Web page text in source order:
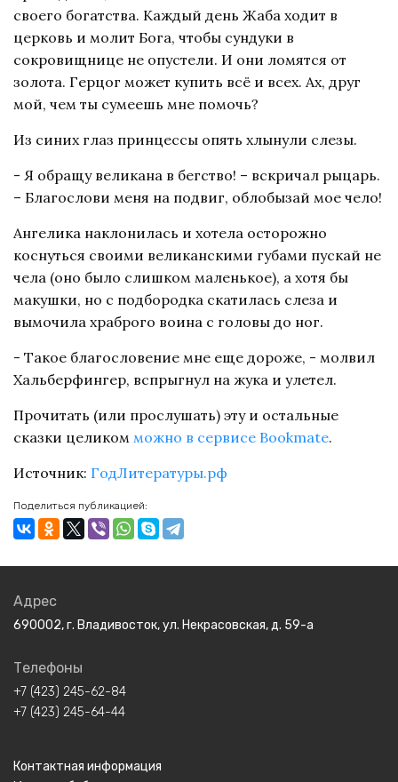
своего богатства. Каждый день Жаба ходит в
церковь и молит Бога, чтобы сундуки в
сокровищнице не опустели. И они ломятся от
золота. Герцог может купить всё и всех. Ах, друг
мой, чем ты сумеешь мне помочь?
Из синих глаз принцессы опять хлынули слезы.
- Я обращу великана в бегство! – вскричал рыцарь.
– Благослови меня на подвиг, облобызай мое чело!
Ангелика наклонилась и хотела осторожно
коснуться своими великанскими губами пускай не
чела (оно было слишком маленькое), а хотя бы
макушки, но с подбородка скатилась слеза и
вымочила храброго воина с головы до ног.
- Такое благословение мне еще дороже, - молвил
Хальберфингер, вспрыгнул на жука и улетел.
Прочитать (или прослушать) эту и остальные
сказки целиком можно в сервисе Bookmate.
Источник: ГодЛитературы.рф
Поделиться публикацией:
Адрес
690002, г. Владивосток, ул. Некрасовская, д. 59-а
Телефоны
+7 (423) 245-62-84
+7 (423) 245-64-44
Контактная информация